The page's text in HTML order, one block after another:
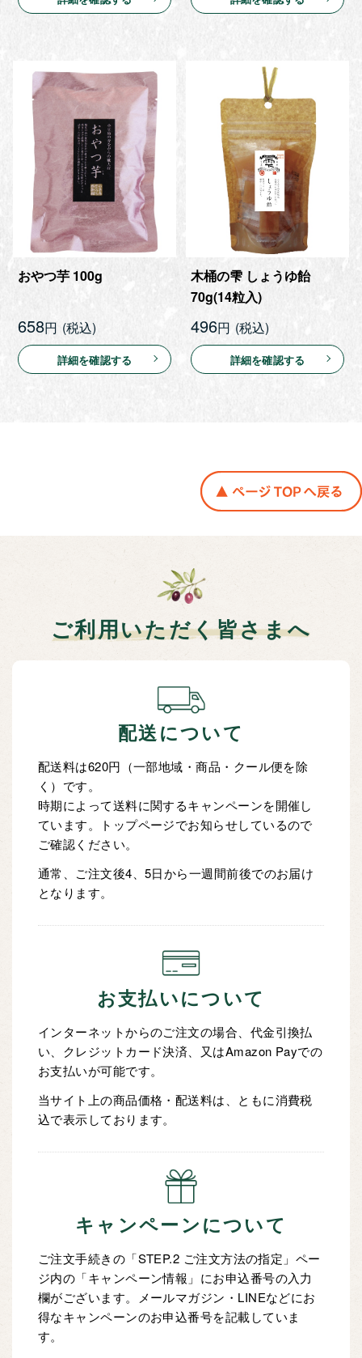
おやつ芋 100g
658円
詳細を確認する
木桶の雫 しょうゆ飴
70g(14粒入)
496円
詳細を確認する
ご利用いただく皆さまへ
配送について
配送料は620円（一部地域・商品・クール便を除
く）です。
時期によって送料に関するキャンペーンを開催し
ています。トップページでお知らせしているので
ご確認ください。
通常、ご注文後4、5日から一週間前後でのお届け
となります。
お支払いについて
インターネットからのご注文の場合、代金引換払
い、クレジットカード決済、又はAmazon Payでの
お支払いが可能です。
当サイト上の商品価格・配送料は、ともに消費税
込で表示しております。
キャンペーンについて
ご注文手続きの「STEP.2 ご注文方法の指定」ペー
ジ内の「キャンペーン情報」にお申込番号の入力
欄がございます。メールマガジン・LINEなどにお
得なキャンペーンのお申込番号を記載していま
す。